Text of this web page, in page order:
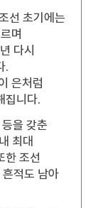
선 초기에는
며
다시
.
은처럼
집니다.
을 갖춘
최대
한 조선
적도 남아